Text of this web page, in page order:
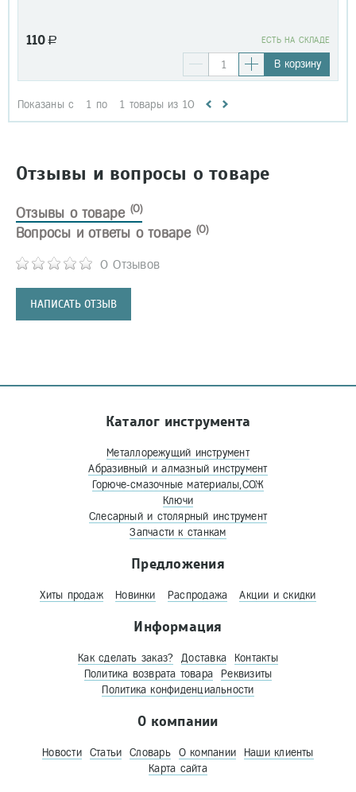
110 a EСТЬ НА СКЛАДЕ
В корзину
Показаны с 1 по 1 товары из 10
Отзывы и вопросы о товаре
Отзывы о товаре (0)
0 Отзывов
НАПИСАТЬ ОТЗЫВ
Вопросы и ответы о товаре (0)
Каталог инструмента
Металлорежущий инструмент
Абразивный и алмазный инструмент
Горюче-смазочные материалы,СОЖ
Ключи
Слесарный и столярный инструмент
Запчасти к станкам
Предложения
Хиты продаж Новинки Распродажа Акции и скидки
Информация
Как сделать заказ? Доставка
Контакты
Политика возврата товара
Реквизиты
Политика конфиденциальности
О компании
Новости Статьи Словарь О компании
Наши клиенты
Карта сайта